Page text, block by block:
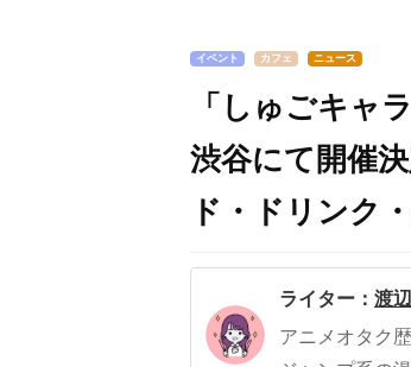
イベント カフェ ニュース
「しゅごキャ
渋谷にて開催
ド・ドリンク
ライター： 渡
アニメオタク